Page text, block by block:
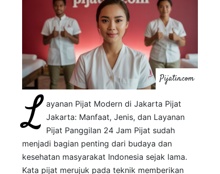
Pijatin.com
L ayanan Pijat Modern di Jakarta Pijat
Jakarta: Manfaat, Jenis, dan Layanan
Pijat Panggilan 24 Jam Pijat sudah
menjadi bagian penting dari budaya dan
kesehatan masyarakat Indonesia sejak lama.
Kata pijat merujuk pada teknik memberikan